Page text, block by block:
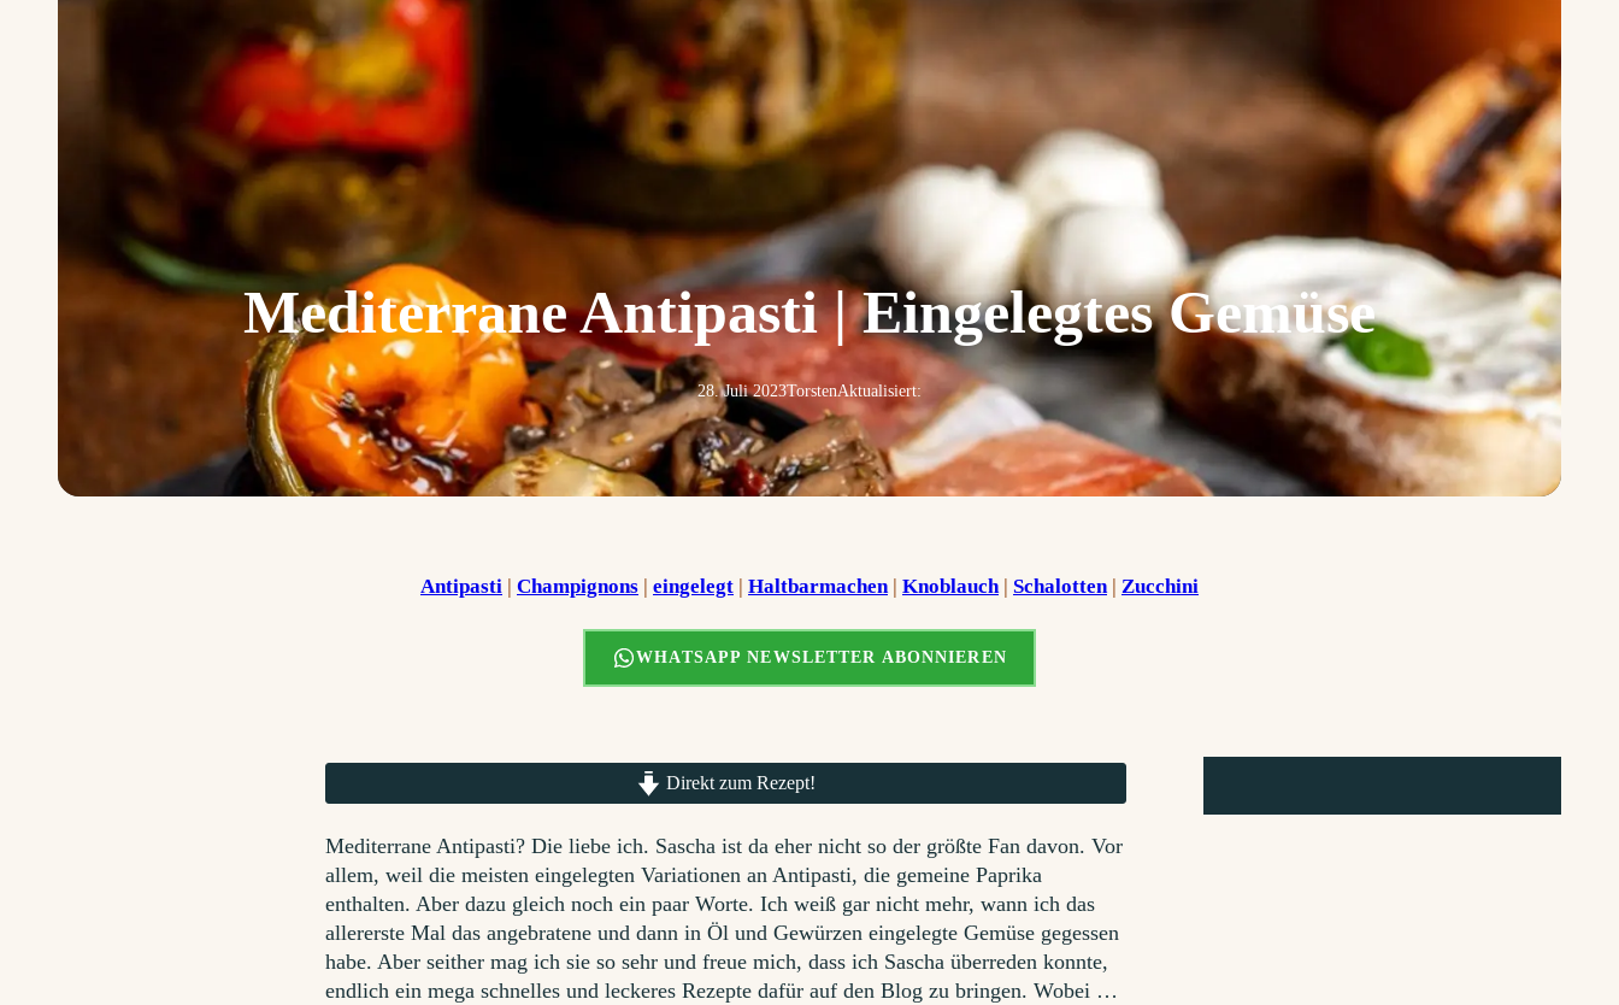
Mediterrane Antipasti | Eingelegtes Gemüse
28. Juli 2023TorstenAktualisiert:
Antipasti Champignons eingelegt Haltbarmachen | Knoblauch | Schalotten | Zucchini
WHATSAPP NEWSLETTER ABONNIEREN
Direkt zum Rezept!
Mediterrane Antipasti? Die liebe ich. Sascha ist da eher nicht so der größte Fan davon. Vor
allem, weil die meisten eingelegten Variationen an Antipasti, die gemeine Paprika
enthalten. Aber dazu gleich noch ein paar Worte. Ich weiß gar nicht mehr, wann ich das
allererste Mal das angebratene und dann in Öl und Gewürzen eingelegte Gemüse gegessen
habe. Aber seither mag ich sie so sehr und freue mich, dass ich Sascha überreden konnte,
endlich ein mega schnelles und leckeres Rezepte dafür auf den Blog zu bringen. Wobei …